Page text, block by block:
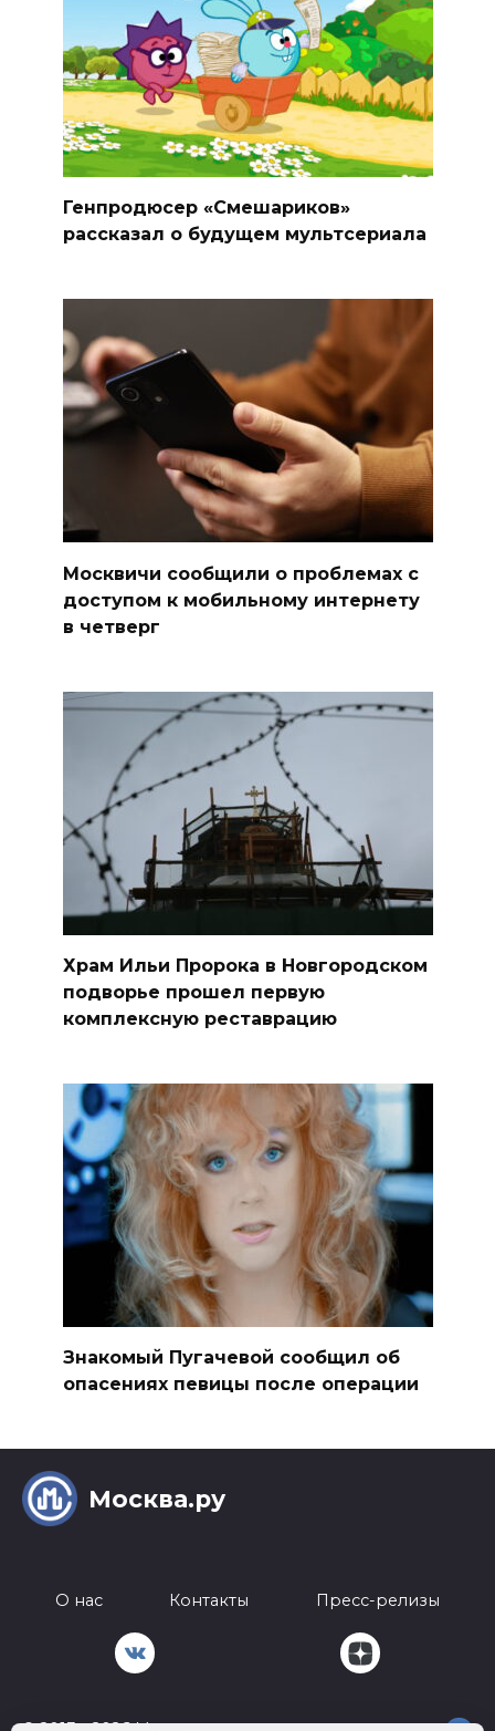
Генпродюсер «Смешариков»
рассказал о будущем мультсериала
Москвичи сообщили о проблемах с
доступом к мобильному интернету
в четверг
Храм Ильи Пророка в Новгородском
подворье прошел первую
комплексную реставрацию
Знакомый Пугачевой сообщил об
опасениях певицы после операции
Москва.ру
О нас Контакты Пресс-релизы